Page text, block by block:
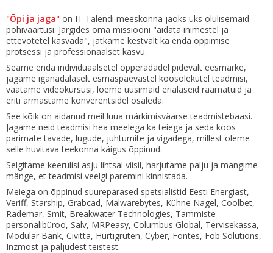
"Õpi ja jaga" on IT Talendi meeskonna jaoks üks olulisemaid
põhiväärtusi. Järgides oma missiooni "aidata inimestel ja
ettevõtetel kasvada", jätkame kestvalt ka enda õppimise
protsessi ja professionaalset kasvu.
Seame enda individuaalsetel õpperadadel pidevalt eesmärke,
jagame iganädalaselt esmaspäevastel koosolekutel teadmisi,
vaatame videokursusi, loeme uusimaid erialaseid raamatuid ja
eriti armastame konverentsidel osaleda.
See kõik on aidanud meil luua märkimisväärse teadmistebaasi.
Jagame neid teadmisi hea meelega ka teiega ja seda koos
parimate tavade, lugude, juhtumite ja vigadega, millest oleme
selle huvitava teekonna käigus õppinud.
Selgitame keerulisi asju lihtsal viisil, harjutame palju ja mängime
mänge, et teadmisi veelgi paremini kinnistada.
Meiega on õppinud suurepärased spetsialistid Eesti Energiast,
Veriff, Starship, Grabcad, Malwarebytes, Kühne Nagel, Coolbet,
Rademar, Smit, Breakwater Technologies, Tammiste
personalibüroo, Salv, MRPeasy, Columbus Global, Tervisekassa,
Modular Bank, Civitta, Hurtigruten, Cyber, Fontes, Fob Solutions,
Inzmost ja paljudest teistest.